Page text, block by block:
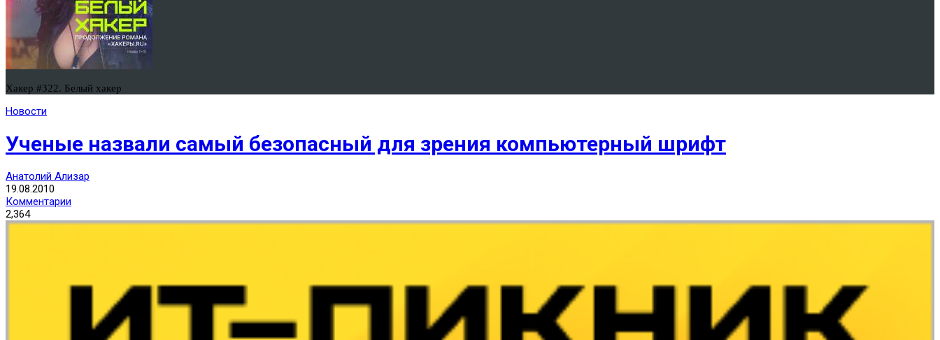
Хакер #322. Белый хакер
Новости
Ученые назвали самый безопасный для зрения компьютерный шрифт
Анатолий Ализар
19.08.2010
Комментарии
2,364